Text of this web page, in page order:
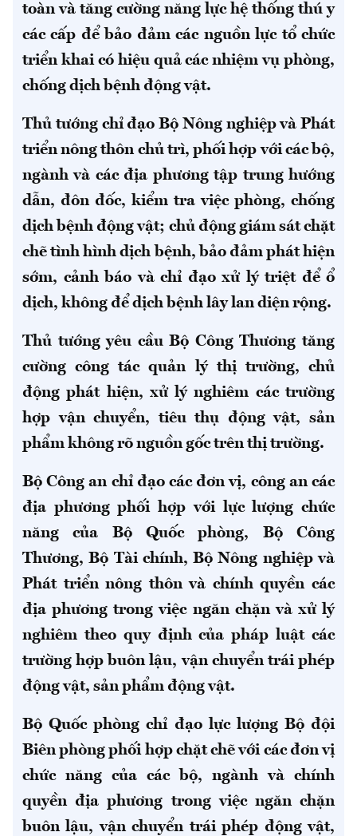
toàn và tăng cường năng lực hệ thống thú y
các cấp để bảo đảm các nguồn lực tổ chức
triển khai có hiệu quả các nhiệm vụ phòng,
chống dịch bệnh động vật.
Thủ tướng chỉ đạo Bộ Nông nghiệp và Phát
triển nông thôn chủ trì, phối hợp với các bộ,
ngành và các địa phương tập trung hướng
dẫn, đôn đốc, kiểm tra việc phòng, chống
dịch bệnh động vật; chủ động giám sát chặt
chẽ tình hình dịch bệnh, bảo đảm phát hiện
sớm, cảnh báo và chỉ đạo xử lý triệt để ổ
dịch, không để dịch bệnh lây lan diện rộng.
Thủ tướng yêu cầu Bộ Công Thương tăng
cường công tác quản lý thị trường, chủ
động phát hiện, xử lý nghiêm các trường
hợp vận chuyển, tiêu thụ động vật, sản
phẩm không rõ nguồn gốc trên thị trường.
Bộ Công an chỉ đạo các đơn vị, công an các
địa phương phối hợp với lực lượng chức
năng của Bộ Quốc phòng, Bộ Công
Thương, Bộ Tài chính, Bộ Nông nghiệp và
Phát triển nông thôn và chính quyền các
địa phương trong việc ngăn chặn và xử lý
nghiêm theo quy định của pháp luật các
trường hợp buôn lậu, vận chuyển trái phép
động vật, sản phẩm động vật.
Bộ Quốc phòng chỉ đạo lực lượng Bộ đội
Biên phòng phối hợp chặt chẽ với các đơn vị
chức năng của các bộ, ngành và chính
quyền địa phương trong việc ngăn chặn
buôn lậu, vận chuyển trái phép động vật,